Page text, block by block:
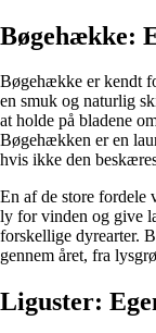
Bøgehække:
Bøgehække er kendt
en smuk og naturlig
at holde på bladene
Bøgehækken er en
hvis ikke den
En af de store fordele
ly for vinden og give
forskellige dyrearter.
gennem året, fra
Liguster: